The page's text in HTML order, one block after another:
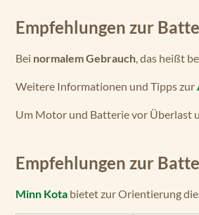
Empfehlungen zur
Bei normalem Gebrauch, das heißt
Weitere Informationen und Tipps zur
Um Motor und Batterie vor Überlast
Empfehlungen zur
Minn Kota bietet zur Orientierung